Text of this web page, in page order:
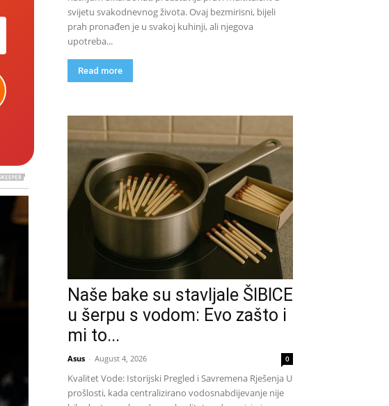
svijetu svakodnevnog života. Ovaj bezmirisni, bijeli
prah pronađen je u svakoj kuhinji, ali njegova
upotreba...
Read more
Naše bake su stavljale ŠIBICE
u šerpu s vodom: Evo zašto i
mi to...
Asus - August 4, 2026 0
Kvalitet Vode: Istorijski Pregled i Savremena Rješenja U
prošlosti, kada centralizirano vodosnabdijevanje nije